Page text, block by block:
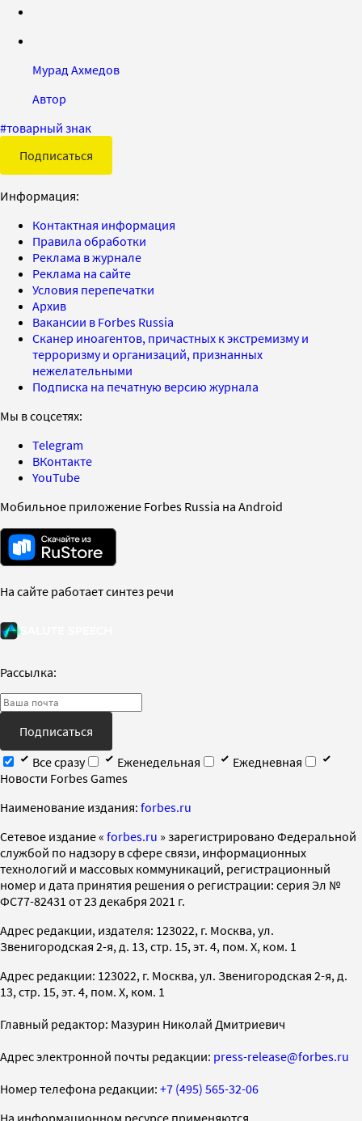
Мурад Ахмедов
Автор
#товарный знак
Подписаться
Информация:
Контактная информация
Правила обработки
Реклама в журнале
Реклама на сайте
Условия перепечатки
Архив
Вакансии в Forbes Russia
Сканер иноагентов, причастных к экстремизму и
терроризму и организаций, признанных
нежелательными
Подписка на печатную версию журнала
Мы в соцсетях:
Telegram
ВКонтакте
YouTube
Мобильное приложение Forbes Russia на Android
На сайте работает синтез речи
Рассылка:
Подписаться
Все сразу
Еженедельная
Ежедневная
Новости Forbes Games
Наименование издания: forbes.ru
Cетевое издание « forbes.ru » зарегистрировано Федеральной
службой по надзору в сфере связи, информационных
технологий и массовых коммуникаций, регистрационный
номер и дата принятия решения о регистрации: серия Эл №
ФС77-82431 от 23 декабря 2021 г.
Адрес редакции, издателя: 123022, г. Москва, ул.
Звенигородская 2-я, д. 13, стр. 15, эт. 4, пом. X, ком. 1
Адрес редакции: 123022, г. Москва, ул. Звенигородская 2-я, д.
13, стр. 15, эт. 4, пом. X, ком. 1
Главный редактор: Мазурин Николай Дмитриевич
Адрес электронной почты редакции: press-release@forbes.ru
Номер телефона редакции: +7 (495) 565-32-06